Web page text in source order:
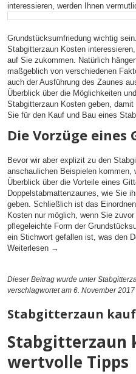
interessieren, werden Ihnen
Grundstücksumfriedung wichtig
Stabgitterzaun Kosten
auf Sie zukommen. Natürlich
maßgeblich von verschiedenen
auch der Ausführung des Zaunes
Überblick über die Möglichkeiten
Stabgitterzaun Kosten geben,
Sie für den Kauf und Bau eines
Die Vorzüge eines
Bevor wir aber explizit zu den
anschaulichen Beispielen kommen,
Überblick über die Vorteile eines
Doppelstabmattenzaunes, wie Sie
geben. Schließlich ist das
Kosten nur möglich, wenn Sie
pflegeleichte Form der
ein Stichwort gefallen ist, was den
Weiterlesen →
Dieser Beitrag wurde unter
verschlagwortet am 6. November 2017
Stabgitterzaun
Stabgitterzaun
wertvolle Tipps